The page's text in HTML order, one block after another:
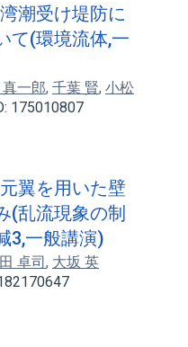
潮受け堤防に
て(環境流体,一
一郎, 千葉 賢, 小松
175010807
翼を用いた壁
(乱流現象の制
3,一般講演)
卓司, 大坂 英